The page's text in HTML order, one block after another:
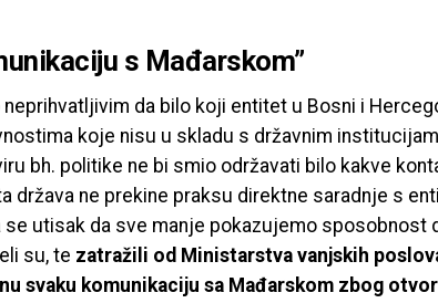
s Mađarskom”
neprihvatljivim da bilo koji entitet u Bosni i
koje nisu u skladu s državnim
bh. politike ne bi smio održavati bilo kakve
država ne prekine praksu direktne saradnje s
se utisak da sve manje pokazujemo sposobnost
su, te zatražili od Ministarstva vanjskih
svaku komunikaciju sa Mađarskom zbog